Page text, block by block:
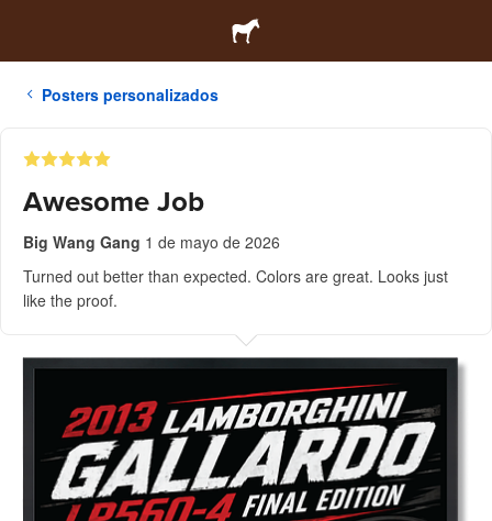
Posters personalizados
Awesome Job
Big Wang Gang 1 de mayo de 2026
Turned out better than expected. Colors are great. Looks just
like the proof.